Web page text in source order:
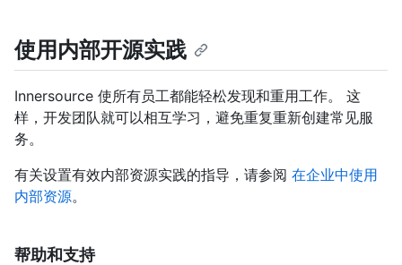
使用内部开源实践
Innersource 使所有员工都能轻松发现和重用工作。 这
样，开发团队就可以相互学习，避免重复重新创建常见服
务。
有关设置有效内部资源实践的指导，请参阅 在企业中使用
内部资源。
帮助和支持